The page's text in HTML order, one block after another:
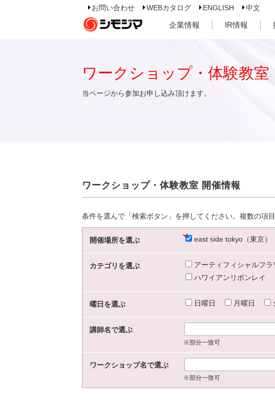
お問い合わせ WEBカタログ ENGLISH 中文
企業情報 IR情報
ワークショップ・体験教室
当ページから参加お申し込み頂けます。
ワークショップ・体験教室 開催情報
条件を選んで「検索ボタン」を押してください。複数の項
開催場所を選ぶ east side tokyo（東京）
カテゴリを選ぶ アーティフィシャルフラ
ハワイアンリボンレイ
曜日を選ぶ 日曜日 月曜日
講師名で選ぶ
※部分一致可
ワークショップ名で選ぶ
※部分一致可